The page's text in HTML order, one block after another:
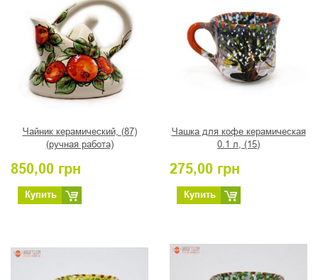
Чайник керамический, (87)
(ручная работа)
850,00 грн
Купить
Чашка для кофе керамическая
0.1 л, (15)
275,00 грн
Купить